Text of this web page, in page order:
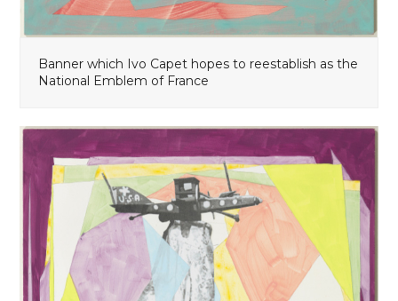
Banner which Ivo Capet hopes to reestablish as the
National Emblem of France